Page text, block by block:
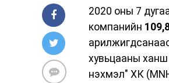
2020 оны 7
компанийн
хувьцааны
нэхмэл" ХК